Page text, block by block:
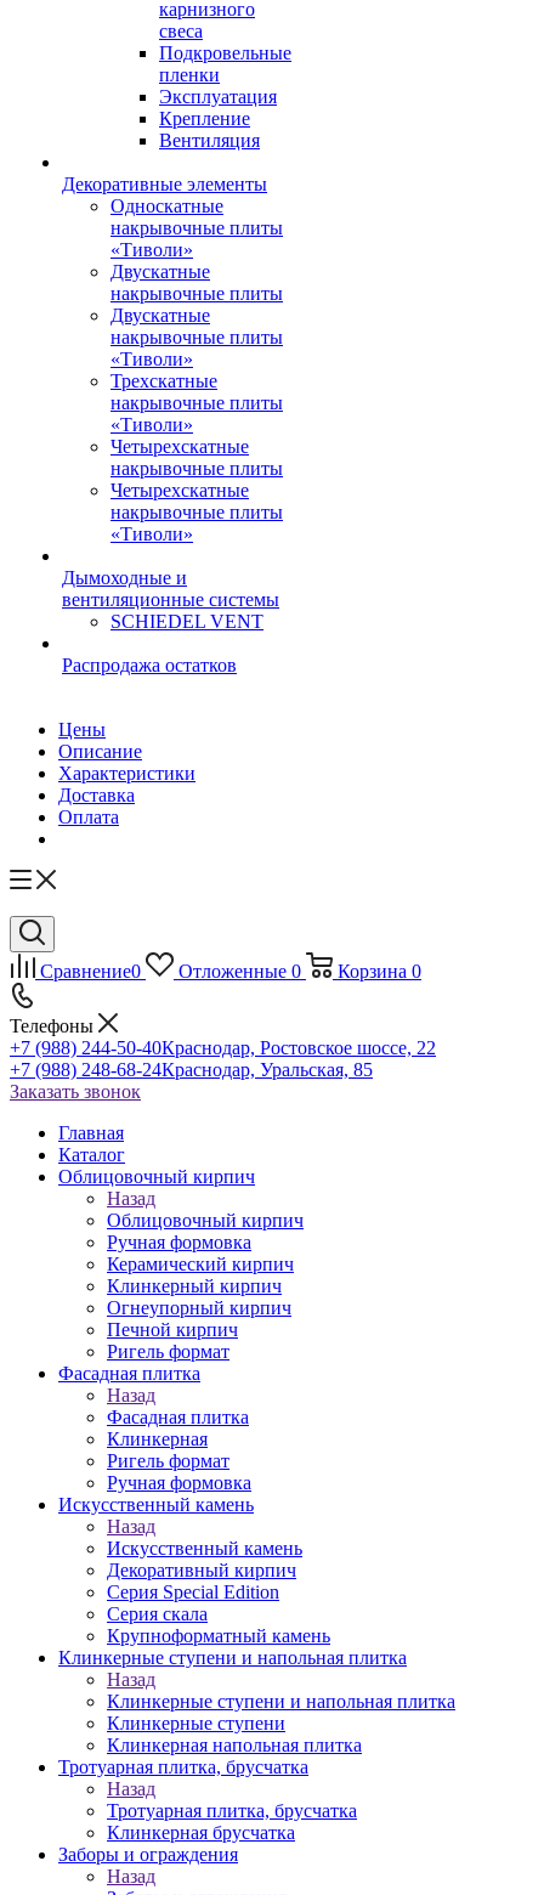
карнизного
свеса
Подкровельные
пленки
Эксплуатация
Крепление
Вентиляция
Декоративные элементы
Односкатные
накрывочные плиты
«Тиволи»
Двускатные
накрывочные плиты
Двускатные
накрывочные плиты
«Тиволи»
Трехскатные
накрывочные плиты
«Тиволи»
Четырехскатные
накрывочные плиты
Четырехскатные
накрывочные плиты
«Тиволи»
Дымоходные и
вентиляционные системы
SCHIEDEL VENT
Распродажа остатков
Цены
Описание
Характеристики
Доставка
Оплата
Сравнение0 Отложенные 0 Корзина 0
Телефоны
+7 (988) 244-50-40Краснодар, Ростовское шоссе, 22
+7 (988) 248-68-24Краснодар, Уральская, 85
Заказать звонок
Главная
Каталог
Облицовочный кирпич
Назад
Облицовочный кирпич
Ручная формовка
Керамический кирпич
Клинкерный кирпич
Огнеупорный кирпич
Печной кирпич
Ригель формат
Фасадная плитка
Назад
Фасадная плитка
Клинкерная
Ригель формат
Ручная формовка
Искусственный камень
Назад
Искусственный камень
Декоративный кирпич
Серия Special Edition
Серия скала
Крупноформатный камень
Клинкерные ступени и напольная плитка
Назад
Клинкерные ступени и напольная плитка
Клинкерные ступени
Клинкерная напольная плитка
Тротуарная плитка, брусчатка
Назад
Тротуарная плитка, брусчатка
Клинкерная брусчатка
Заборы и ограждения
Назад